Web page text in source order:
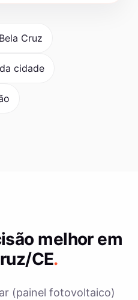
Cruz
cidade
melhor em
CE.
(painel fotovoltaico)